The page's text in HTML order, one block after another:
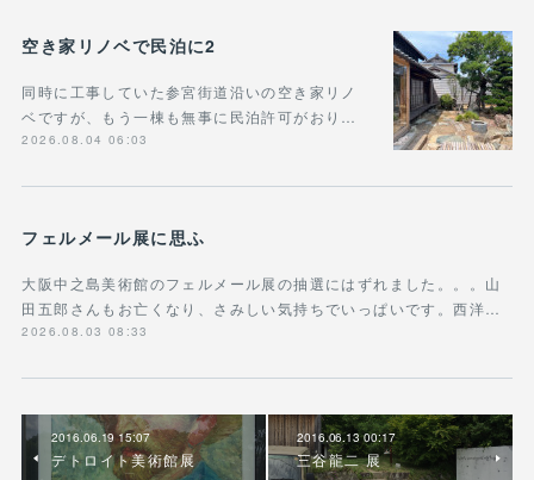
空き家リノベで民泊に2
同時に工事していた参宮街道沿いの空き家リノ
ベですが、もう一棟も無事に民泊許可がおり…
2026.08.04 06:03
フェルメール展に思ふ
大阪中之島美術館のフェルメール展の抽選にはずれました。。。山
田五郎さんもお亡くなり、さみしい気持ちでいっぱいです。西洋…
2026.08.03 08:33
2016.06.19 15:07
デトロイト美術館展
2016.06.13 00:17
三谷龍二 展